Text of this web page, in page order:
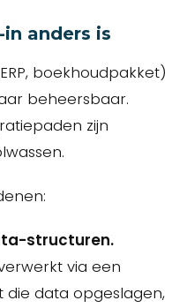
anders is
boekhoudpakket)
beheersbaar.
zijn
structuren.
via een
data opgeslagen,